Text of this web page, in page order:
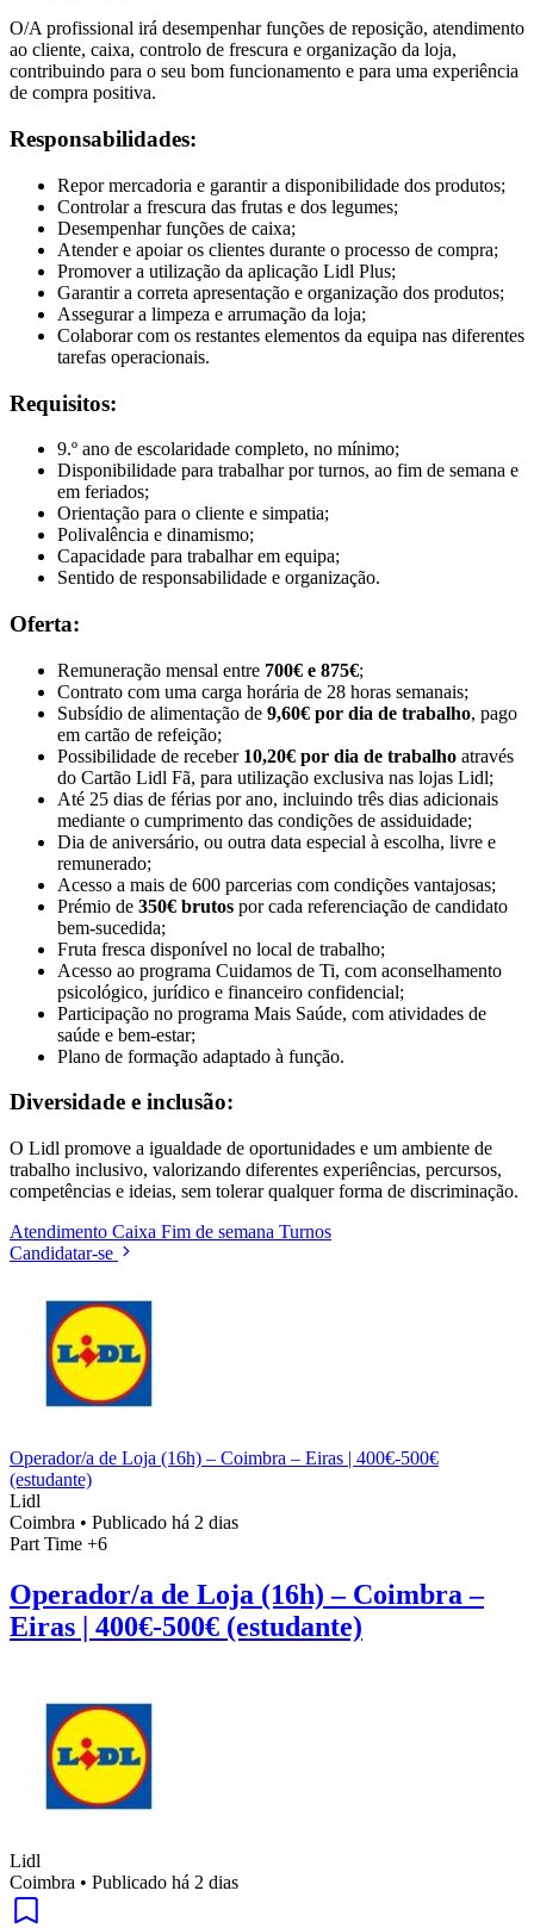
O/A profissional irá desempenhar funções de reposição, atendimento
ao cliente, caixa, controlo de frescura e organização da loja,
contribuindo para o seu bom funcionamento e para uma experiência
de compra positiva.
Responsabilidades:
Repor mercadoria e garantir a disponibilidade dos produtos;
Controlar a frescura das frutas e dos legumes;
Desempenhar funções de caixa;
Atender e apoiar os clientes durante o processo de compra;
Promover a utilização da aplicação Lidl Plus;
Garantir a correta apresentação e organização dos produtos;
Assegurar a limpeza e arrumação da loja;
Colaborar com os restantes elementos da equipa nas diferentes
tarefas operacionais.
Requisitos:
9.º ano de escolaridade completo, no mínimo;
Disponibilidade para trabalhar por turnos, ao fim de semana e
em feriados;
Orientação para o cliente e simpatia;
Polivalência e dinamismo;
Capacidade para trabalhar em equipa;
Sentido de responsabilidade e organização.
Oferta:
Remuneração mensal entre 700€ e 875€;
Contrato com uma carga horária de 28 horas semanais;
Subsídio de alimentação de 9,60€ por dia de trabalho, pago
em cartão de refeição;
Possibilidade de receber 10,20€ por dia de trabalho através
do Cartão Lidl Fã, para utilização exclusiva nas lojas Lidl;
Até 25 dias de férias por ano, incluindo três dias adicionais
mediante o cumprimento das condições de assiduidade;
Dia de aniversário, ou outra data especial à escolha, livre e
remunerado;
Acesso a mais de 600 parcerias com condições vantajosas;
Prémio de 350€ brutos por cada referenciação de candidato
bem-sucedida;
Fruta fresca disponível no local de trabalho;
Acesso ao programa Cuidamos de Ti, com aconselhamento
psicológico, jurídico e financeiro confidencial;
Participação no programa Mais Saúde, com atividades de
saúde e bem-estar;
Plano de formação adaptado à função.
Diversidade e inclusão:
O Lidl promove a igualdade de oportunidades e um ambiente de
trabalho inclusivo, valorizando diferentes experiências, percursos,
competências e ideias, sem tolerar qualquer forma de discriminação.
Atendimento Caixa Fim de semana Turnos
Candidatar-se
Operador/a de Loja (16h) – Coimbra – Eiras | 400€-500€
(estudante)
Lidl
Coimbra • Publicado há 2 dias
Part Time +6
Operador/a de Loja (16h) – Coimbra –
Eiras | 400€-500€ (estudante)
Lidl
Coimbra • Publicado há 2 dias